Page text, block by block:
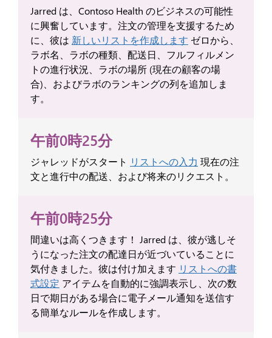
Jarred は、Contoso Health のビジネスの可能性
に興奮しています。注文の管理を支援するため
に、彼は 新しいリストを作成します ゼロから、
ラボ名、ラボの種類、配送日、フルフィルメン
トの進行状況、ラボの場所 (現在の顧客の場
合)、およびラボのランキングの列を追加しま
す。
午前0時25分
ジャレッドがスタート リストへの入力 現在の注
文と進行中の配送、および将来のリクエスト。
午前0時25分
間違いは高くつきます！ Jarred は、彼が逃しそ
うになった注文の配達日が近づいていることに
気付きました。彼は付け加えます リストへの書
式設定 アイテムを自動的に強調表示し、次の数
日で期日がある場合に電子メール通知を送信す
る簡単なルールを作成します。